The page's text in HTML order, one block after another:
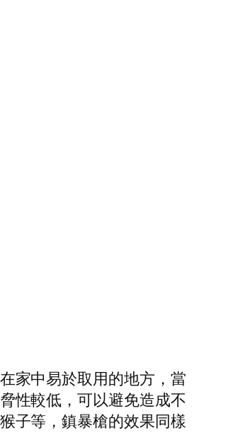
家中易於取用的地方，當
性較低，可以避免造成不
子等，鎮暴槍的效果同樣